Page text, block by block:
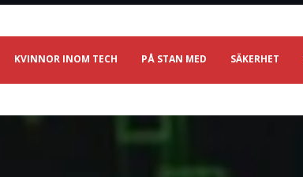
KVINNOR INOM TECH PÅ STAN MED SÄKERHET